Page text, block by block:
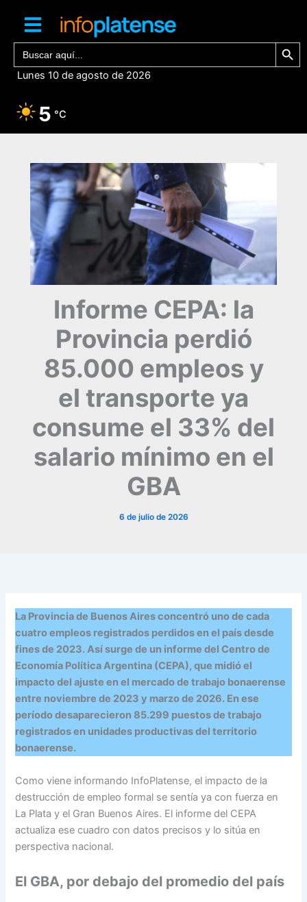
contenido
Buscar: Botón de
Lunes 10 de agosto de 2026
5 °C
Informe CEPA: la
Provincia perdió
85.000 empleos y
el transporte ya
consume el 33% del
salario mínimo en el
GBA
6 de julio de 2026
La Provincia de Buenos Aires concentró uno de cada
cuatro empleos registrados perdidos en el país desde
fines de 2023. Así surge de un informe del Centro de
Economía Política Argentina (CEPA), que midió el
impacto del ajuste en el mercado de trabajo bonaerense
entre noviembre de 2023 y marzo de 2026. En ese
período desaparecieron 85.299 puestos de trabajo
registrados en unidades productivas del territorio
bonaerense.
Como viene informando InfoPlatense, el impacto de la
destrucción de empleo formal se sentía ya con fuerza en
La Plata y el Gran Buenos Aires. El informe del CEPA
actualiza ese cuadro con datos precisos y lo sitúa en
perspectiva nacional.
El GBA, por debajo del promedio del país